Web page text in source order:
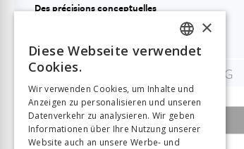
Des précisions conceptuelles
Manifestation civique comme défi artistique
ENG
INHALTSÜBERSICHT DER AUSGABE
FRENCH
ITALIAN
×
Diese Webseite verwendet
Cookies.
Wir verwenden Cookies, um Inhalte und
Anzeigen zu personalisieren und unseren
Datenverkehr zu analysieren. Wir geben
Informationen über Ihre Nutzung unserer
Website auch an unsere Werbe- und